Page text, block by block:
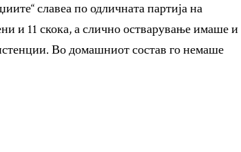
славеа по одличната партија на
и 11 скока, а слично остварување имаше и
Во домашниот состав го немаше